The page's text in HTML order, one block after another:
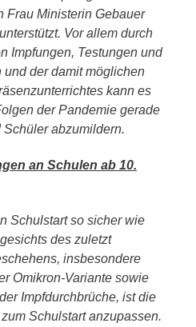
Frau Ministerin Gebauer
Vor allem durch
Impfungen, Testungen und
und der damit möglichen
kann es
der Pandemie gerade
abzumildern.
an Schulen ab 10.
Schulstart so sicher wie
des zuletzt
insbesondere
Omikron-Variante sowie
Impfdurchbrüche, ist die
Schulstart anzupassen.